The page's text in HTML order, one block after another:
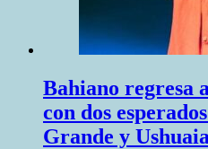
Bahiano regresa
con dos
Grande y Ushuaia